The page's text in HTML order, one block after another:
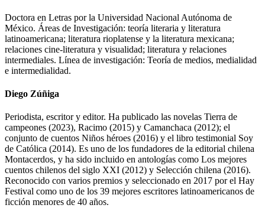
Doctora en Letras por la Universidad Nacional Autónoma de
México. Áreas de Investigación: teoría literaria y literatura
latinoamericana; literatura rioplatense y la literatura mexicana;
relaciones cine-literatura y visualidad; literatura y relaciones
intermediales. Línea de investigación: Teoría de medios, medialidad
e intermedialidad.
Diego Zúñiga
Periodista, escritor y editor. Ha publicado las novelas Tierra de
campeones (2023), Racimo (2015) y Camanchaca (2012); el
conjunto de cuentos Niños héroes (2016) y el libro testimonial Soy
de Católica (2014). Es uno de los fundadores de la editorial chilena
Montacerdos, y ha sido incluido en antologías como Los mejores
cuentos chilenos del siglo XXI (2012) y Selección chilena (2016).
Reconocido con varios premios y seleccionado en 2017 por el Hay
Festival como uno de los 39 mejores escritores latinoamericanos de
ficción menores de 40 años.